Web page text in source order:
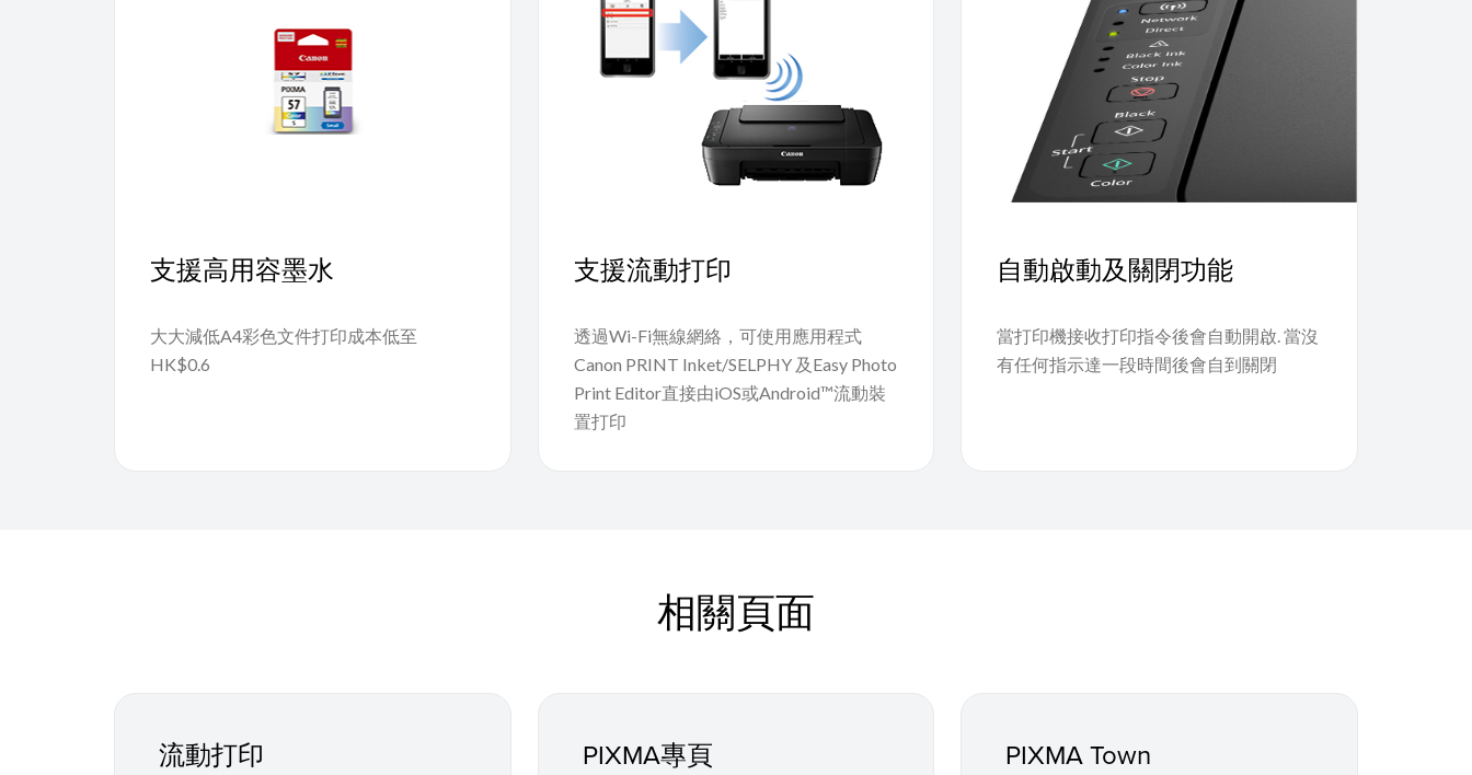
支援高用容墨水
大大減低A4彩色文件打印成本低至
HK$0.6
支援流動打印
透過Wi-Fi無線網絡，可使用應用程式
Canon PRINT Inket/SELPHY 及Easy Photo
Print Editor直接由iOS或Android™流動裝
置打印
自動啟動及關閉功能
當打印機接收打印指令後會自動開啟. 當沒
有任何指示達一段時間後會自到關閉
相關頁面
流動打印 PIXMA專頁 PIXMA Town